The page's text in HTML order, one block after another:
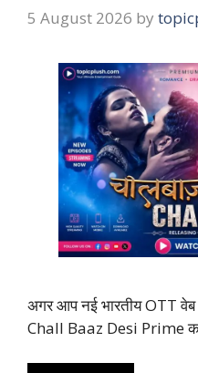
5 August 2026 by
अगर आप नई भारतीय OTT
Chall Baaz Desi Prime